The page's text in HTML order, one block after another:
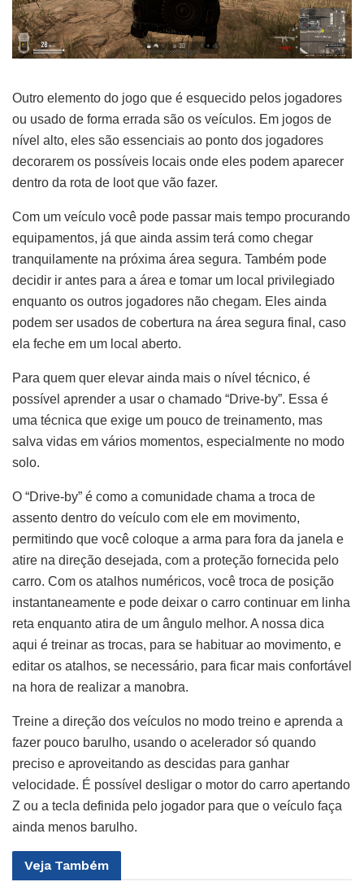
Outro elemento do jogo que é esquecido pelos jogadores
ou usado de forma errada são os veículos. Em jogos de
nível alto, eles são essenciais ao ponto dos jogadores
decorarem os possíveis locais onde eles podem aparecer
dentro da rota de loot que vão fazer.
Com um veículo você pode passar mais tempo procurando
equipamentos, já que ainda assim terá como chegar
tranquilamente na próxima área segura. Também pode
decidir ir antes para a área e tomar um local privilegiado
enquanto os outros jogadores não chegam. Eles ainda
podem ser usados de cobertura na área segura final, caso
ela feche em um local aberto.
Para quem quer elevar ainda mais o nível técnico, é
possível aprender a usar o chamado “Drive-by”. Essa é
uma técnica que exige um pouco de treinamento, mas
salva vidas em vários momentos, especialmente no modo
solo.
O “Drive-by” é como a comunidade chama a troca de
assento dentro do veículo com ele em movimento,
permitindo que você coloque a arma para fora da janela e
atire na direção desejada, com a proteção fornecida pelo
carro. Com os atalhos numéricos, você troca de posição
instantaneamente e pode deixar o carro continuar em linha
reta enquanto atira de um ângulo melhor. A nossa dica
aqui é treinar as trocas, para se habituar ao movimento, e
editar os atalhos, se necessário, para ficar mais confortável
na hora de realizar a manobra.
Treine a direção dos veículos no modo treino e aprenda a
fazer pouco barulho, usando o acelerador só quando
preciso e aproveitando as descidas para ganhar
velocidade. É possível desligar o motor do carro apertando
Z ou a tecla definida pelo jogador para que o veículo faça
ainda menos barulho.
Veja Também